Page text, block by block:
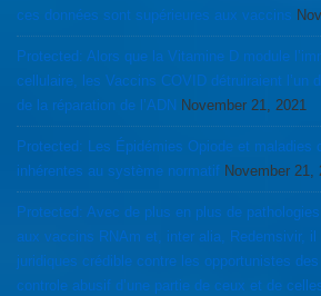
ces données sont supérieures aux vaccins
Protected: Alors que la Vitamine D module
cellulaire, les Vaccins COVID détruiraient l’un
de la réparation de l’ADN November 21, 2021
Protected: Les Épidémies Opiode et maladies
inhérentes au système normatif November 21,
Protected: Avec de plus en plus de
aux vaccins RNAm et, inter alia, Redemsivir, il
juridiques crédible contre les opportunistes
controle abusif d’une partie de ceux et de